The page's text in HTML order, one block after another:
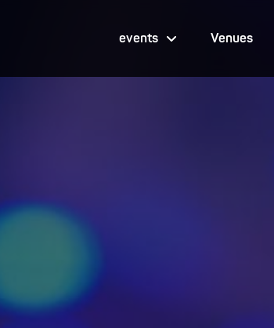
events Venues